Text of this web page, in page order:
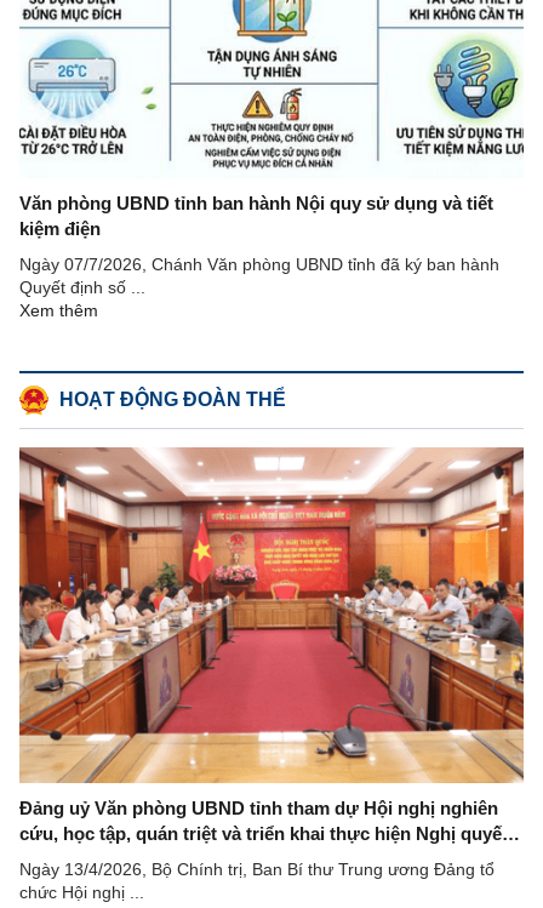
Văn phòng UBND tỉnh ban hành Nội quy sử dụng và tiết
kiệm điện
Ngày 07/7/2026, Chánh Văn phòng UBND tỉnh đã ký ban hành
Quyết định số ...
Xem thêm
HOẠT ĐỘNG ĐOÀN THỂ
Đảng uỷ Văn phòng UBND tỉnh tham dự Hội nghị nghiên
cứu, học tập, quán triệt và triển khai thực hiện Nghị quyết
Hội nghị lần thứ hai Ban Chấp hành Trung ương Đảng
khoá XIV
Ngày 13/4/2026, Bộ Chính trị, Ban Bí thư Trung ương Đảng tổ
chức Hội nghị ...